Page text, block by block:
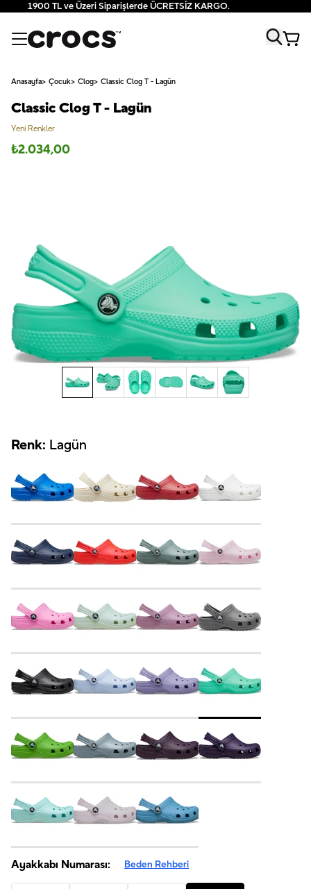
1900 TL ve Üzeri Siparişlerde ÜCRETSİZ KARGO.
Anasayfa Çocuk Clog Classic Clog T - Lagün
Classic Clog T - Lagün
Yeni Renkler
₺2.034,00
Renk: Lagün
Ayakkabı Numarası: Beden Rehberi